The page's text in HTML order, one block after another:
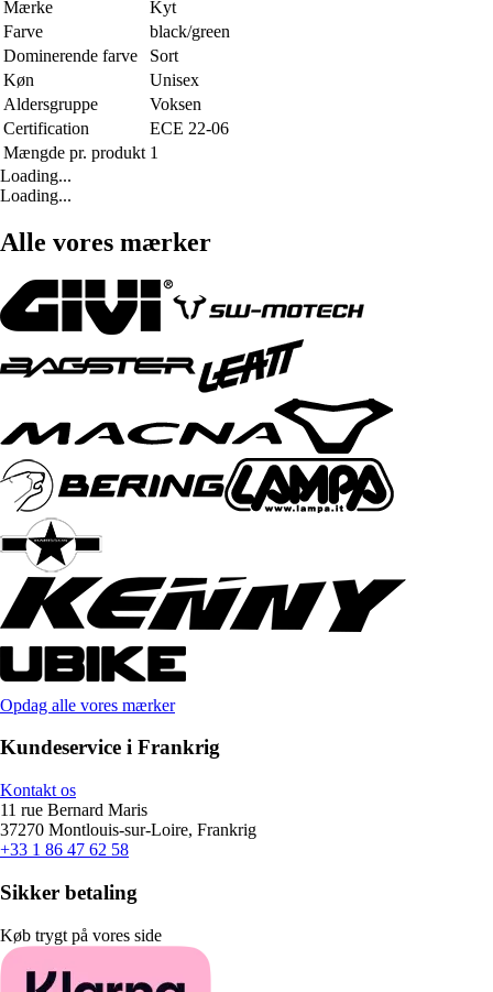
Mærke
Kyt
Farve
black/green
Dominerende farve
Sort
Køn
Unisex
Aldersgruppe
Voksen
Certification
ECE 22-06
Mængde pr. produkt 1
Loading...
Loading...
Alle vores mærker
Opdag alle vores mærker
Kundeservice i Frankrig
Kontakt os
11 rue Bernard Maris
37270 Montlouis-sur-Loire, Frankrig
+33 1 86 47 62 58
Sikker betaling
Køb trygt på vores side